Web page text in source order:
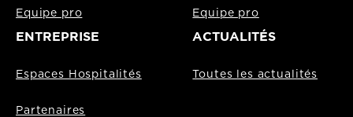
Equipe pro Equipe pro
ENTREPRISE
Espaces Hospitalités
Partenaires
ACTUALITÉS
Toutes les actualités